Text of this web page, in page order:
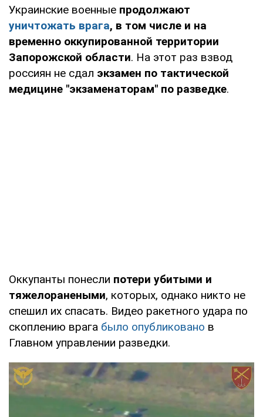
Украинские военные продолжают
уничтожать врага, в том числе и на
временно оккупированной территории
Запорожской области. На этот раз взвод
россиян не сдал экзамен по тактической
медицине "экзаменаторам" по разведке.
Оккупанты понесли потери убитыми и
тяжелоранеными, которых, однако никто не
спешил их спасать. Видео ракетного удара по
скоплению врага было опубликовано в
Главном управлении разведки.